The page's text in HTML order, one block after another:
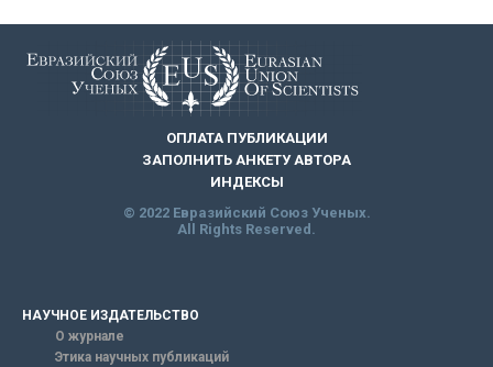
ОПЛАТА ПУБЛИКАЦИИ
ЗАПОЛНИТЬ АНКЕТУ АВТОРА
ИНДЕКСЫ
© 2022 Евразийский Союз Ученых.
All Rights Reserved.
НАУЧНОЕ ИЗДАТЕЛЬСТВО
О журнале
Этика научных публикаций